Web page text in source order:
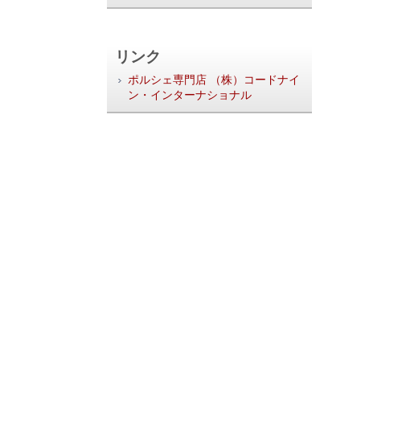
リンク
ポルシェ専門店 （株）コードナイ
ン・インターナショナル